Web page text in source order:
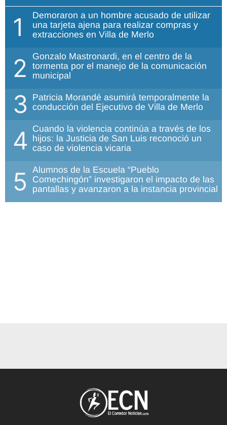
1
Demoraron a un hombre acusado de utilizar
una tarjeta ajena para realizar compras y
extracciones en Villa de Merlo
2
Gonzalo Mastronardi, en el centro de la
tormenta por el manejo de la comunicación
municipal
3 Patricia Morandé asumirá temporalmente la
conducción del Ejecutivo de Villa de Merlo
4 Cuando la violencia continúa a través de los
hijos: la Justicia de San Luis reconoció un
caso de violencia vicaria
5
Alumnos de la Escuela “Pueblo
Comechingón” investigaron el impacto de las
pantallas y avanzaron a la instancia provincial